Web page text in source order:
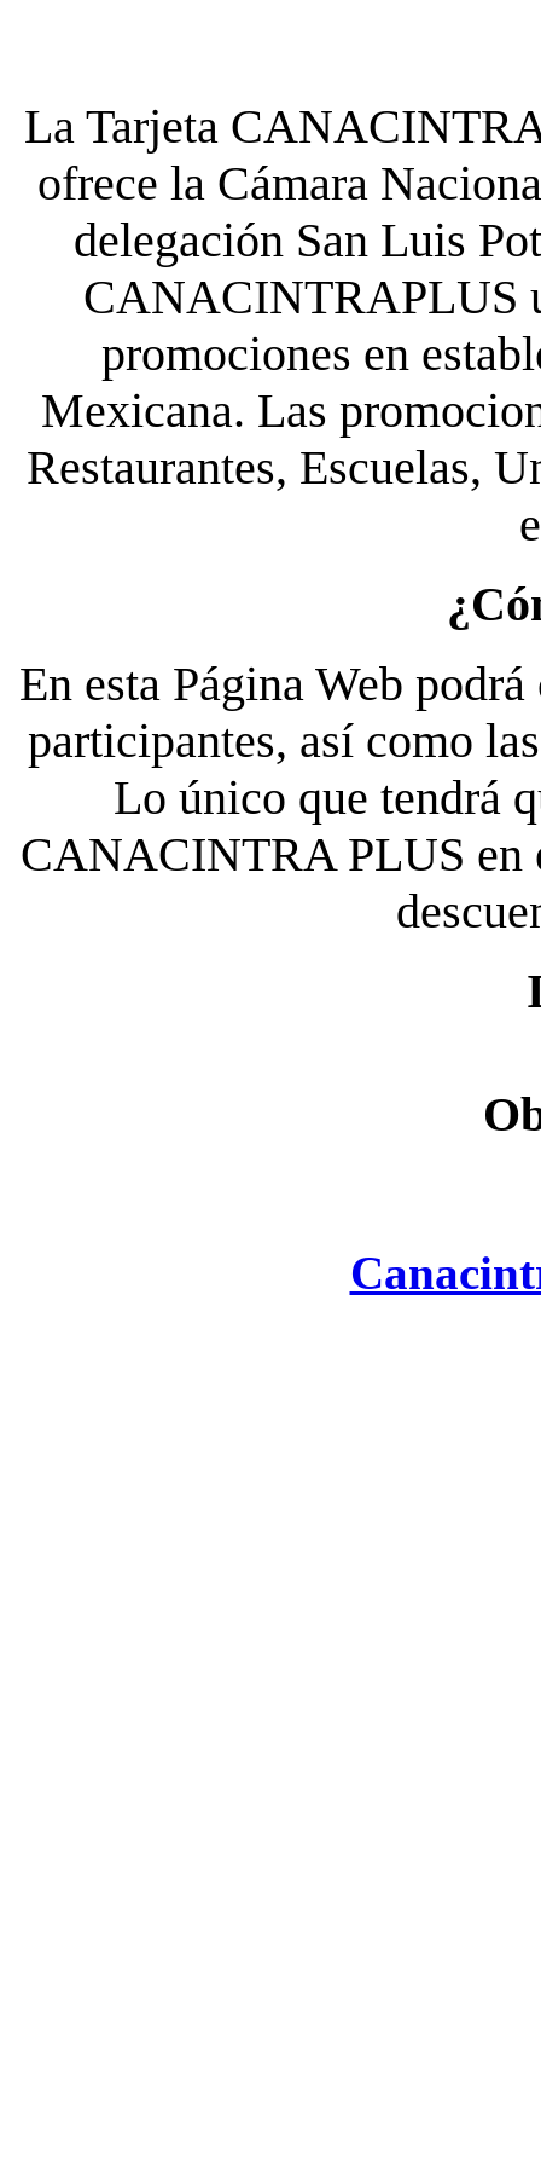
La Tarjeta
ofrece la Cámara
delegación San Luis
CANACINTRAPLUS
promociones en
Mexicana. Las
Restaurantes, Escuelas,
En esta Página Web
participantes, así como
Lo único que tendrá
CANACINTRA PLUS en